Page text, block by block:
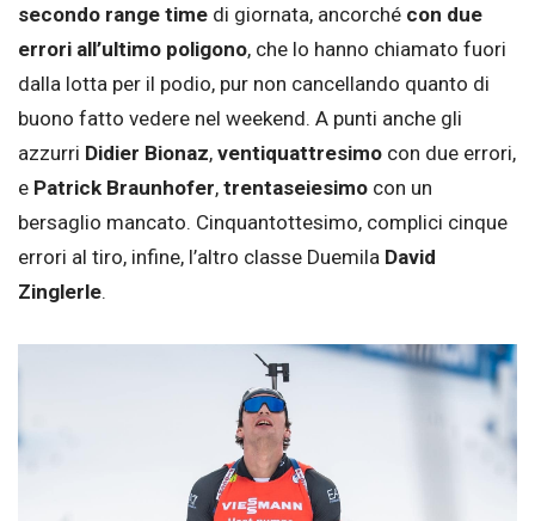
secondo range time di giornata, ancorché con due
errori all’ultimo poligono, che lo hanno chiamato fuori
dalla lotta per il podio, pur non cancellando quanto di
buono fatto vedere nel weekend. A punti anche gli
azzurri Didier Bionaz, ventiquattresimo con due errori,
e Patrick Braunhofer, trentaseiesimo con un
bersaglio mancato. Cinquantottesimo, complici cinque
errori al tiro, infine, l’altro classe Duemila David
Zinglerle.